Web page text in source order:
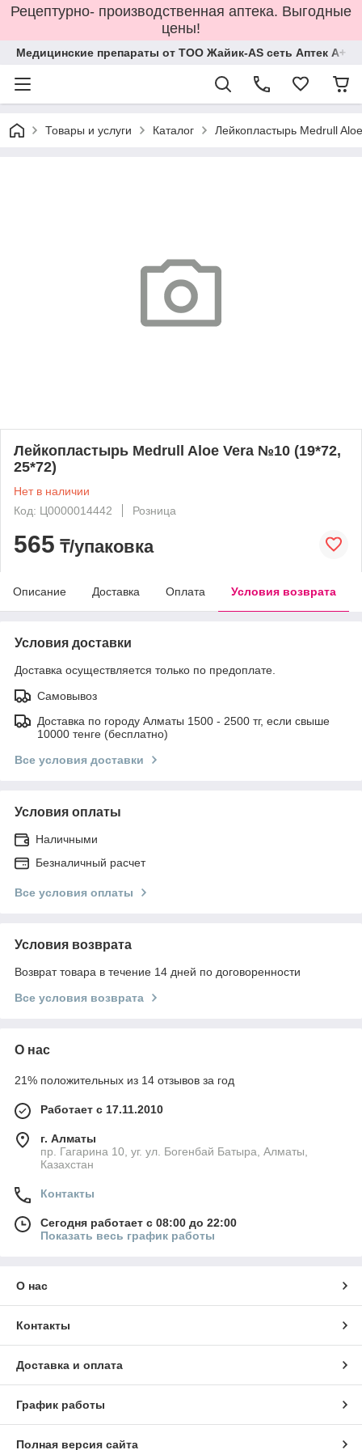
Рецептурно- производственная аптека. Выгодные
цены!
Медицинские препараты от ТОО Жайик-AS сеть Аптек А+
Товары и услуги Каталог Лейкопластырь Medrull
Лейкопластырь Medrull Aloe Vera №10 (19*72,
25*72)
Нет в наличии
Код: Ц0000014442
Розница
565 ₸/упаковка
Описание Доставка Оплата Условия возврата
Условия доставки
Доставка осуществляется только по предоплате.
Самовывоз
Доставка по городу Алматы 1500 - 2500 тг, если свыше
10000 тенге (бесплатно)
Все условия доставки
Условия оплаты
Наличными
Безналичный расчет
Все условия оплаты
Условия возврата
Возврат товара в течение 14 дней по договоренности
Все условия возврата
О нас
21% положительных из 14 отзывов за год
Работает с 17.11.2010
г. Алматы
пр. Гагарина 10, уг. ул. Богенбай Батыра, Алматы,
Казахстан
Контакты
Сегодня работает с 08:00 до 22:00
Показать весь график работы
О нас
Контакты
Доставка и оплата
График работы
Полная версия сайта